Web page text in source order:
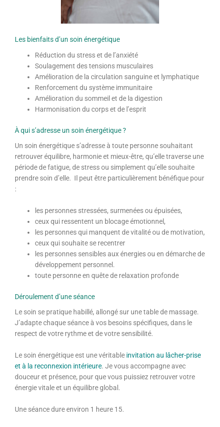
Les bienfaits d’un soin énergétique
Réduction du stress et de l’anxiété
Soulagement des tensions musculaires
Amélioration de la circulation sanguine et lymphatique
Renforcement du système immunitaire
Amélioration du sommeil et de la digestion
Harmonisation du corps et de l’esprit
À qui s’adresse un soin énergétique ?
Un soin énergétique s’adresse à toute personne souhaitant
retrouver équilibre, harmonie et mieux-être, qu’elle traverse une
période de fatigue, de stress ou simplement qu’elle souhaite
prendre soin d’elle. Il peut être particulièrement bénéfique pour
:
les personnes stressées, surmenées ou épuisées,
ceux qui ressentent un blocage émotionnel,
les personnes qui manquent de vitalité ou de motivation,
ceux qui souhaite se recentrer
les personnes sensibles aux énergies ou en démarche de
développement personnel.
toute personne en quête de relaxation profonde
Déroulement d’une séance
Le soin se pratique habillé, allongé sur une table de massage.
J’adapte chaque séance à vos besoins spécifiques, dans le
respect de votre rythme et de votre sensibilité.
Le soin énergétique est une véritable invitation au lâcher-prise
et à la reconnexion intérieure. Je vous accompagne avec
douceur et présence, pour que vous puissiez retrouver votre
énergie vitale et un équilibre global.
Une séance dure environ 1 heure 15.